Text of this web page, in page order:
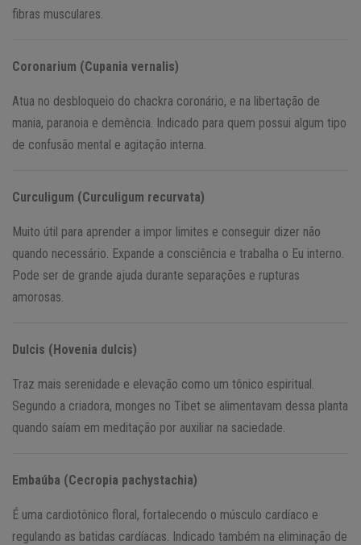
fibras musculares.
Coronarium (Cupania vernalis)
Atua no desbloqueio do chackra coronário, e na libertação de
mania, paranoia e demência. Indicado para quem possui algum tipo
de confusão mental e agitação interna.
Curculigum (Curculigum recurvata)
Muito útil para aprender a impor limites e conseguir dizer não
quando necessário. Expande a consciência e trabalha o Eu interno.
Pode ser de grande ajuda durante separações e rupturas
amorosas.
Dulcis (Hovenia dulcis)
Traz mais serenidade e elevação como um tônico espiritual.
Segundo a criadora, monges no Tibet se alimentavam dessa planta
quando saíam em meditação por auxiliar na saciedade.
Embaúba (Cecropia pachystachia)
É uma cardiotônico floral, fortalecendo o músculo cardíaco e
regulando as batidas cardíacas. Indicado também na eliminação de